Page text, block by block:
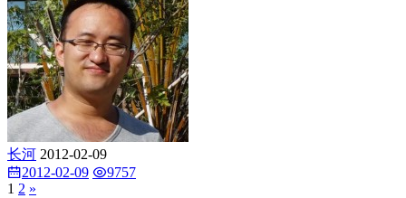
长河 2012-02-09
2012-02-09
9757
1 2 »